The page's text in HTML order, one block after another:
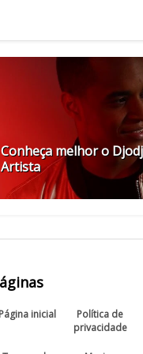
Conheça melhor o
Artista
Página inicial
Política de
privacidade